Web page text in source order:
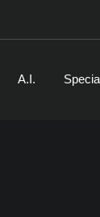
A.I.